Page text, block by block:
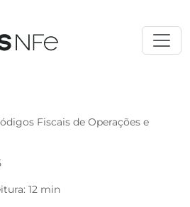
Fiscais de Operações e
12 min